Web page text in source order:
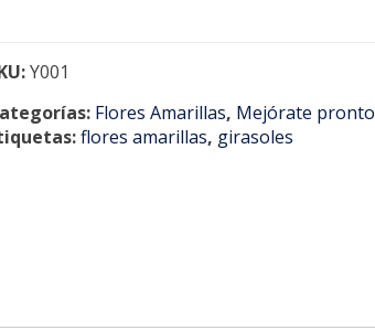
Y001
Flores Amarillas, Mejórate pronto
flores amarillas, girasoles